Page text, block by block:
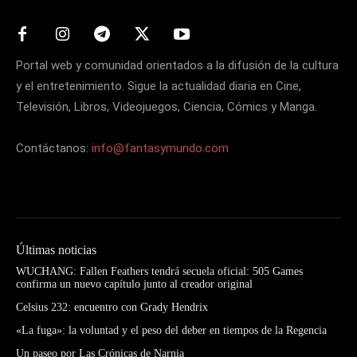
Portal web y comunidad orientados a la difusión de la cultura
y el entretenimiento. Sigue la actualidad diaria en Cine,
Televisión, Libros, Videojuegos, Ciencia, Cómics y Manga.
Contáctanos: info@fantasymundo.com
Últimas noticias
WUCHANG: Fallen Feathers tendrá secuela oficial: 505 Games
confirma un nuevo capítulo junto al creador original
Celsius 232: encuentro con Grady Hendrix
«La fuga»: la voluntad y el peso del deber en tiempos de la Regencia
Un paseo por Las Crónicas de Narnia